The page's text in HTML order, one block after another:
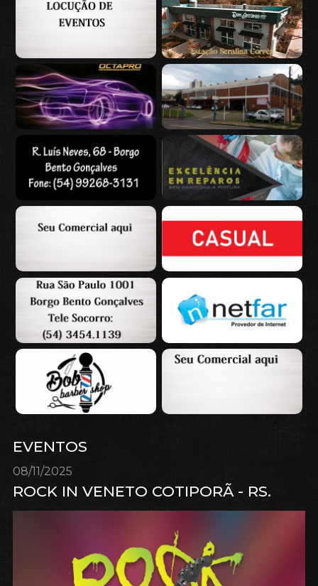
EVENTOS
08/11/2025
ROCK IN VENETO COTIPORÃ - RS.